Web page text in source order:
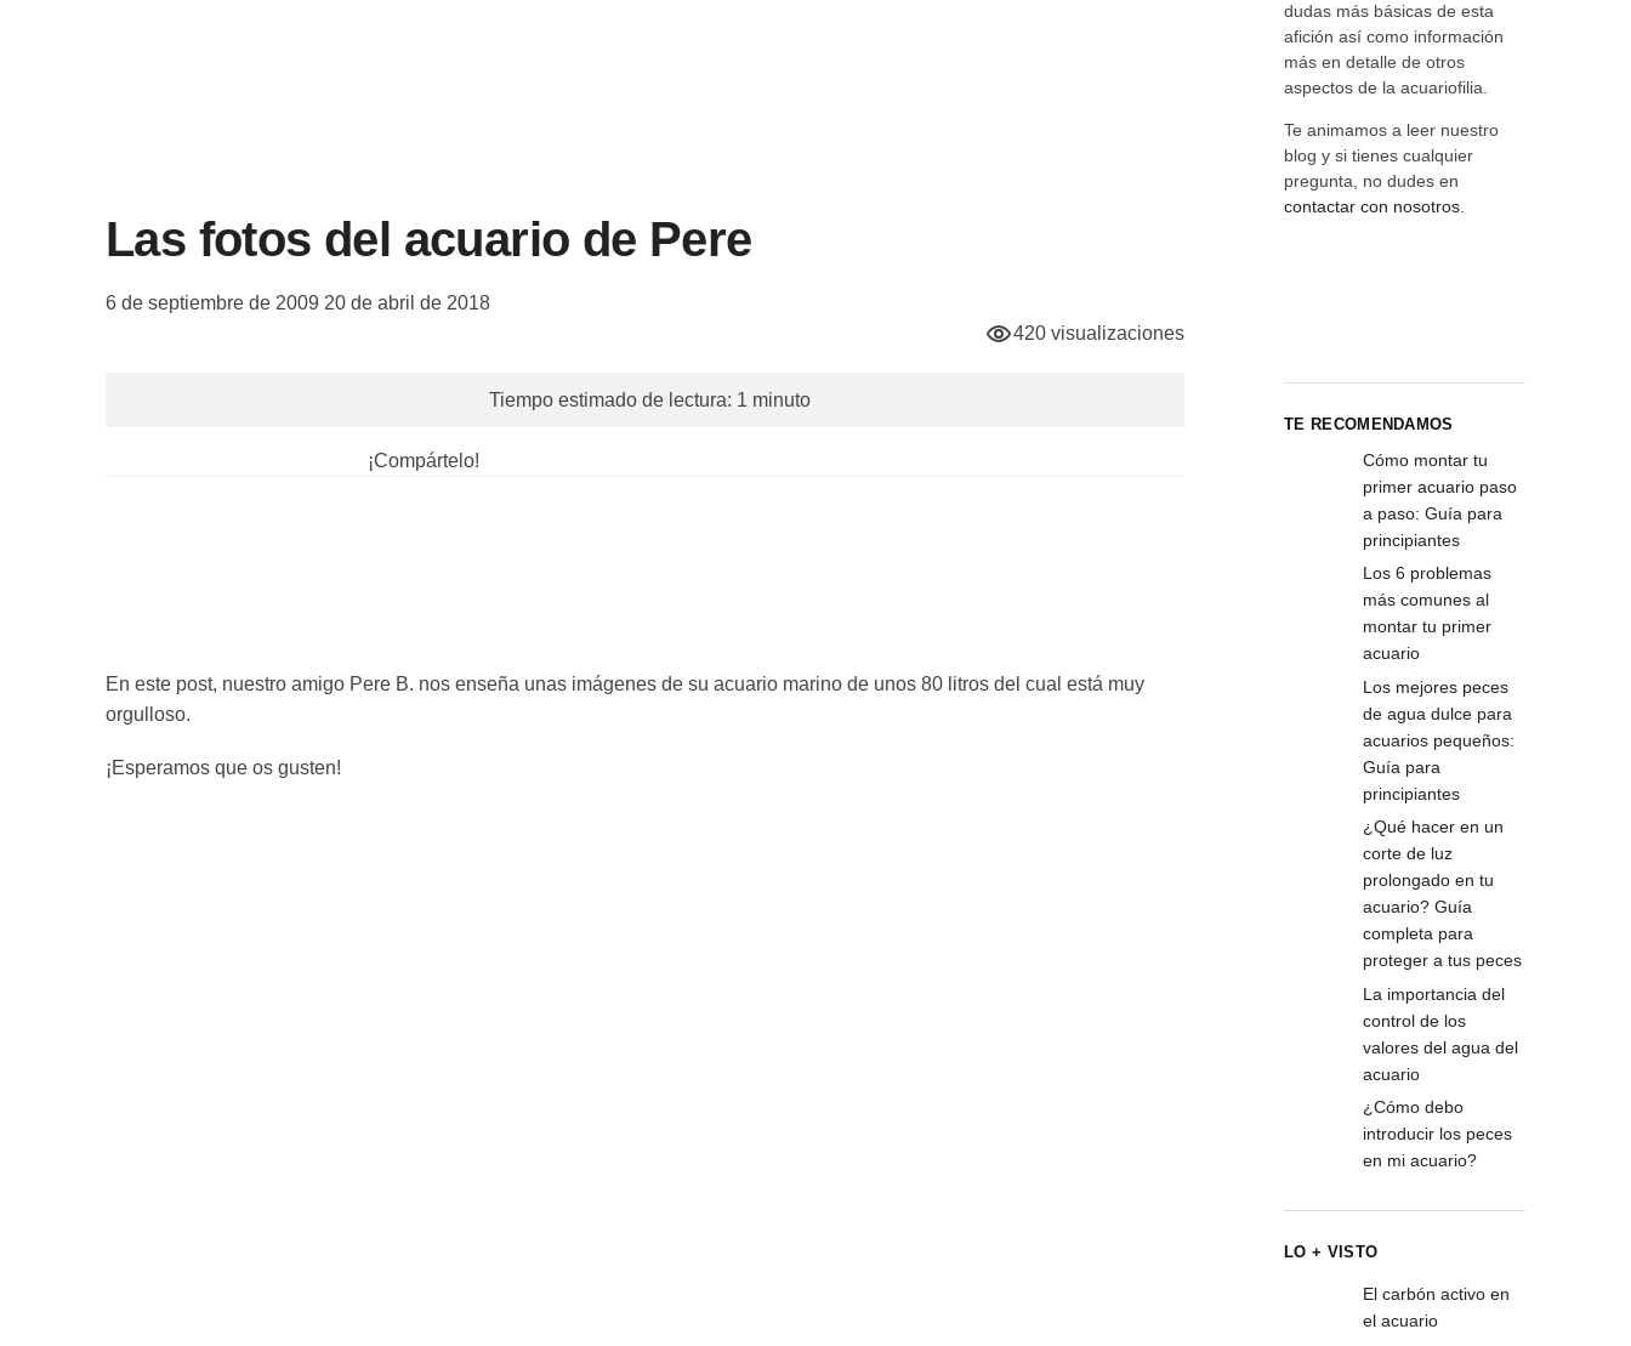
Las fotos del acuario de Pere
6 de septiembre de 2009 20 de abril de 2018
420 visualizaciones
Tiempo estimado de lectura: 1 minuto
¡Compártelo!
En este post, nuestro amigo Pere B. nos enseña unas imágenes de su acuario marino de unos 80 litros del cual está muy
orgulloso.
¡Esperamos que os gusten!
dudas más básicas de esta
afición así como información
más en detalle de otros
aspectos de la acuariofilia.
Te animamos a leer nuestro
blog y si tienes cualquier
pregunta, no dudes en
contactar con nosotros
TE RECOMENDAMOS
Cómo montar tu
primer acuario paso
a paso: Guía para
principiantes
Los 6 problemas
más comunes al
montar tu primer
acuario
Los mejores peces
de agua dulce para
acuarios pequeños:
Guía para
principiantes
¿Qué hacer en un
corte de luz
prolongado en tu
acuario? Guía
completa para
proteger a tus peces
La importancia del
control de los
valores del agua del
acuario
¿Cómo debo
introducir los peces
en mi acuario?
LO + VISTO
El carbón activo en
el acuario